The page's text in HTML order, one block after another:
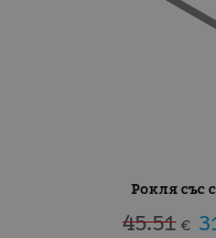
Рокля със
45.51 €